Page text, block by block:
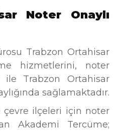
Noter Onaylı
Trabzon Ortahisar
hizmetlerini, noter
ile Trabzon Ortahisar
sağlamaktadır.
çevre ilçeleri için noter
Akademi Tercüme;